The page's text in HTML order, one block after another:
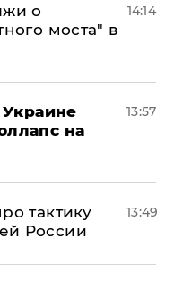
о
моста" в
14:14
Украине
на
13:57
тактику
России
13:49